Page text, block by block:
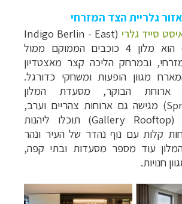
גלריית הצד המזרחי
סייד גלרי (
Indigo Berlin - East
מלון 4 כוכבים הממוקם ממול
, ובמרחק הליכה קצר מאצטדיון
מגוון הופעות ומשחקי כדורגל.
ארוחת הבוקר, מסעדת המלון
) מגישה גם ארוחות צהריים וערב,
(
Gallery Rooftop) תוכלו ליהנות
קלות עם נוף נהדר של העיר ונהר
עוד מספר מסעדות ובתי קפה,
חנויות.